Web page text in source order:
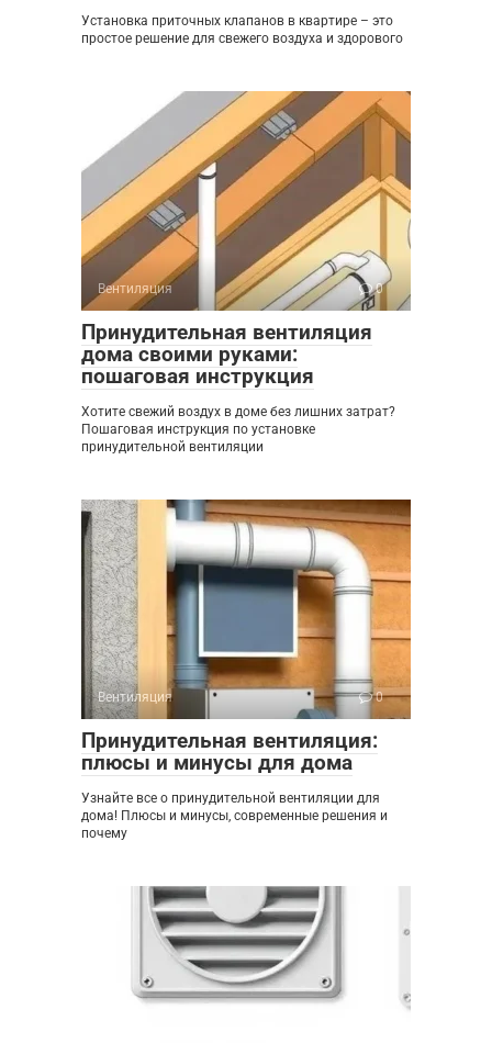
Установка приточных клапанов в квартире – это
простое решение для свежего воздуха и здорового
Вентиляция 0
Принудительная вентиляция
дома своими руками:
пошаговая инструкция
Хотите свежий воздух в доме без лишних затрат?
Пошаговая инструкция по установке
принудительной вентиляции
Вентиляция 0
Принудительная вентиляция:
плюсы и минусы для дома
Узнайте все о принудительной вентиляции для
дома! Плюсы и минусы, современные решения и
почему